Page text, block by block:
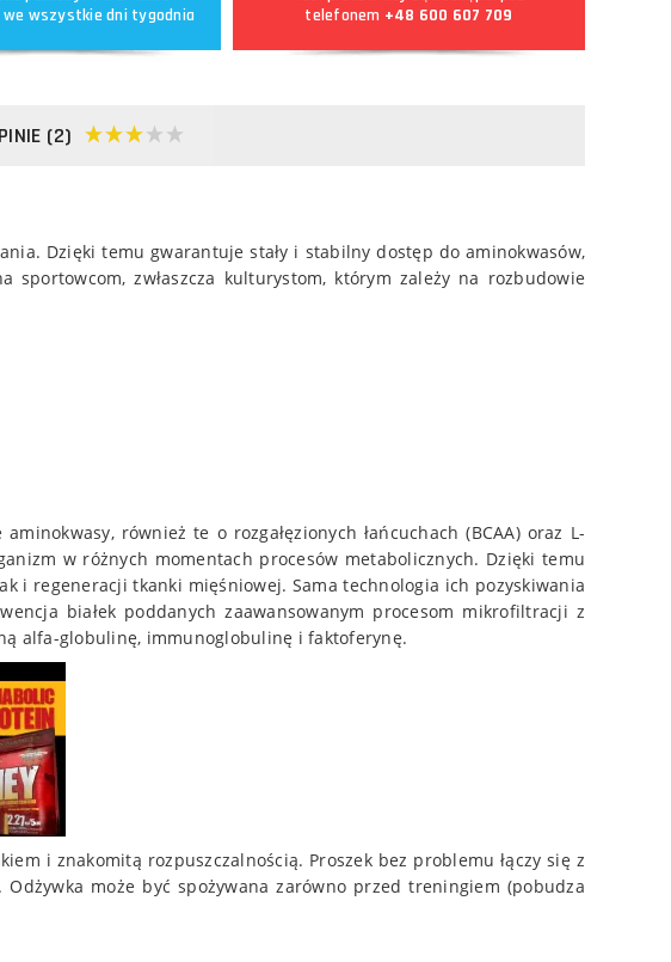
we wszystkie dni tygodnia
telefonem +48 600 607 709
(2)
Dzięki temu gwarantuje stały i stabilny dostęp do aminokwasów,
zwłaszcza kulturystom, którym zależy na rozbudowie
również te o rozgałęzionych łańcuchach (BCAA) oraz L-
w różnych momentach procesów metabolicznych. Dzięki temu
i regeneracji tkanki mięśniowej. Sama technologia ich pozyskiwania
białek poddanych zaawansowanym procesom mikrofiltracji z
alfa-globulinę, immunoglobulinę i faktoferynę.
i znakomitą rozpuszczalnością. Proszek bez problemu łączy się z
może być spożywana zarówno przed treningiem (pobudza